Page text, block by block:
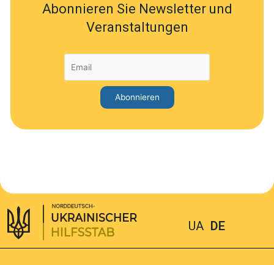
Abonnieren Sie Newsletter und
Veranstaltungen
UA DE